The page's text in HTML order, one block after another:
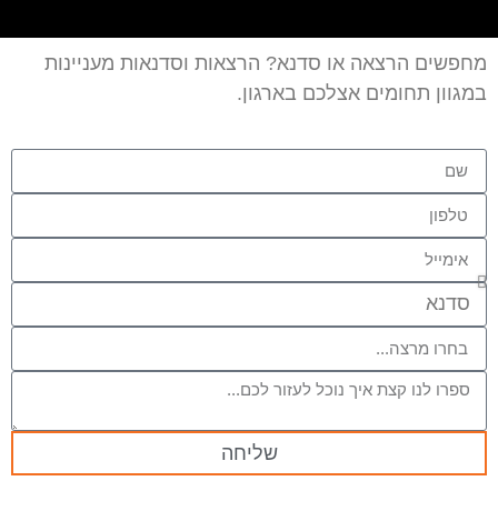
מחפשים הרצאה או סדנא? הרצאות וסדנאות מעניינות
במגוון תחומים אצלכם בארגון.
שליחה